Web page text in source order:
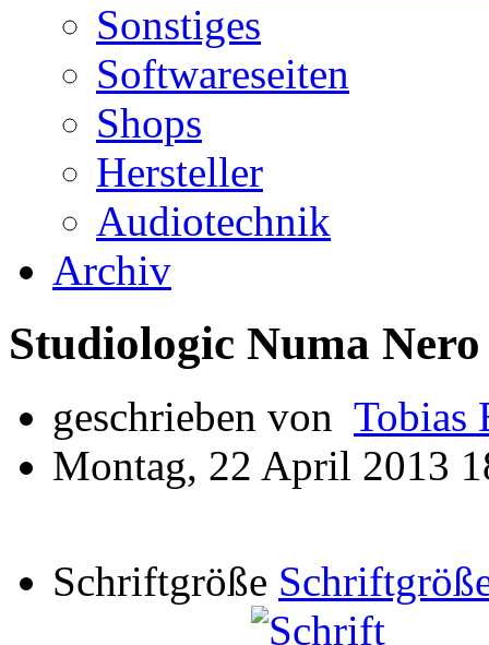
Sonstiges
Softwareseiten
Shops
Hersteller
Audiotechnik
Archiv
Studiologic Numa
geschrieben von Tobias
Montag, 22 April 2013
Schriftgröße